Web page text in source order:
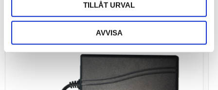
TILLÅT URVAL
AVVISA